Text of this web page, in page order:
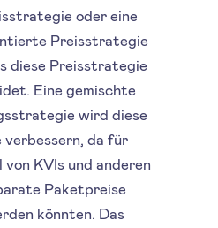
oder eine
Preisstrategie
diese Preisstrategie
Eine gemischte
wird diese
da für
KVIs und anderen
Paketpreise
könnten. Das